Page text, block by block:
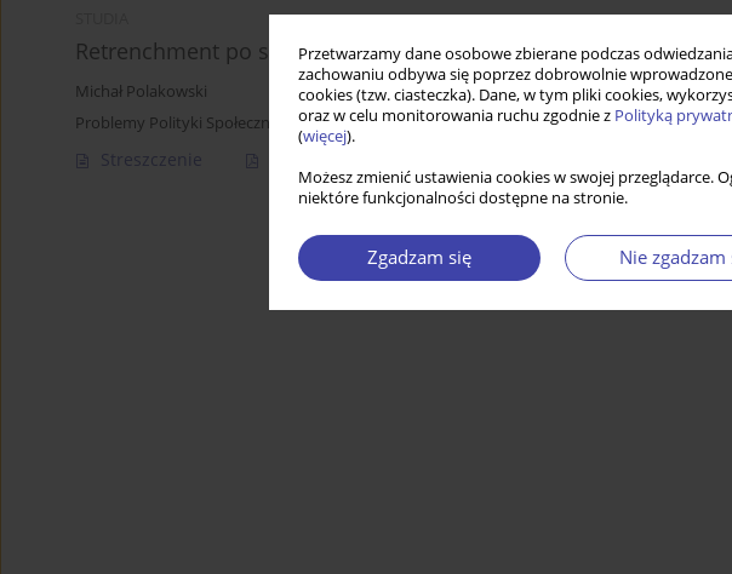
Przetwarzamy dane osobowe zbierane podczas
zachowaniu odbywa się poprzez dobrowolnie
cookies (tzw. ciasteczka). Dane, w tym pliki cookies,
oraz w celu monitorowania ruchu zgodnie z Polityką
(więcej).
Możesz zmienić ustawienia cookies w swojej przeglądarce.
niektóre funkcjonalności dostępne na stronie.
Zgadzam się Nie zgadzam
Retrenchment po szwedzku
Michał Polakowski
Problemy Polityki Społecznej 2004;7:33-52
Streszczenie